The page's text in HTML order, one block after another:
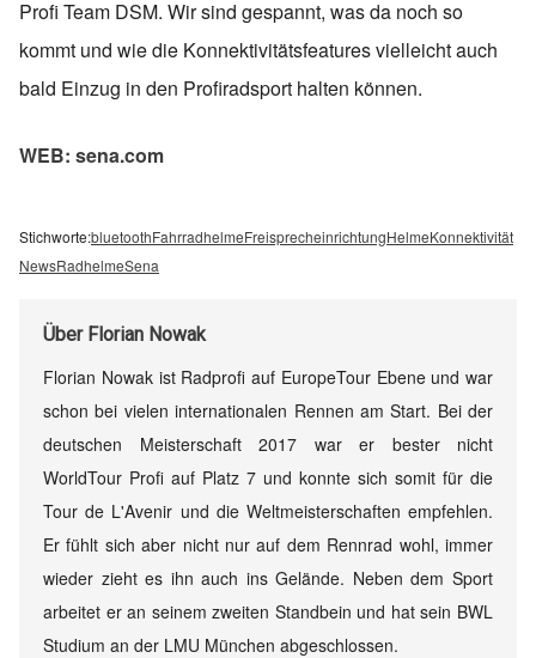
Profi Team DSM. Wir sind gespannt, was da noch so
kommt und wie die Konnektivitätsfeatures vielleicht auch
bald Einzug in den Profiradsport halten können.
WEB: sena.com
Stichworte:bluetoothFahrradhelmeFreisprecheinrichtungHelmeKonnektivität
NewsRadhelmeSena
Über Florian Nowak
Florian Nowak ist Radprofi auf EuropeTour Ebene und war
schon bei vielen internationalen Rennen am Start. Bei der
deutschen Meisterschaft 2017 war er bester nicht
WorldTour Profi auf Platz 7 und konnte sich somit für die
Tour de L'Avenir und die Weltmeisterschaften empfehlen.
Er fühlt sich aber nicht nur auf dem Rennrad wohl, immer
wieder zieht es ihn auch ins Gelände. Neben dem Sport
arbeitet er an seinem zweiten Standbein und hat sein BWL
Studium an der LMU München abgeschlossen.